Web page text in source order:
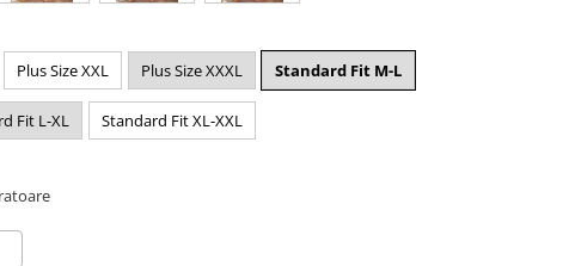
Plus Size XXL Plus Size XXXL Standard Fit M-L
Fit L-XL Standard Fit XL-XXL